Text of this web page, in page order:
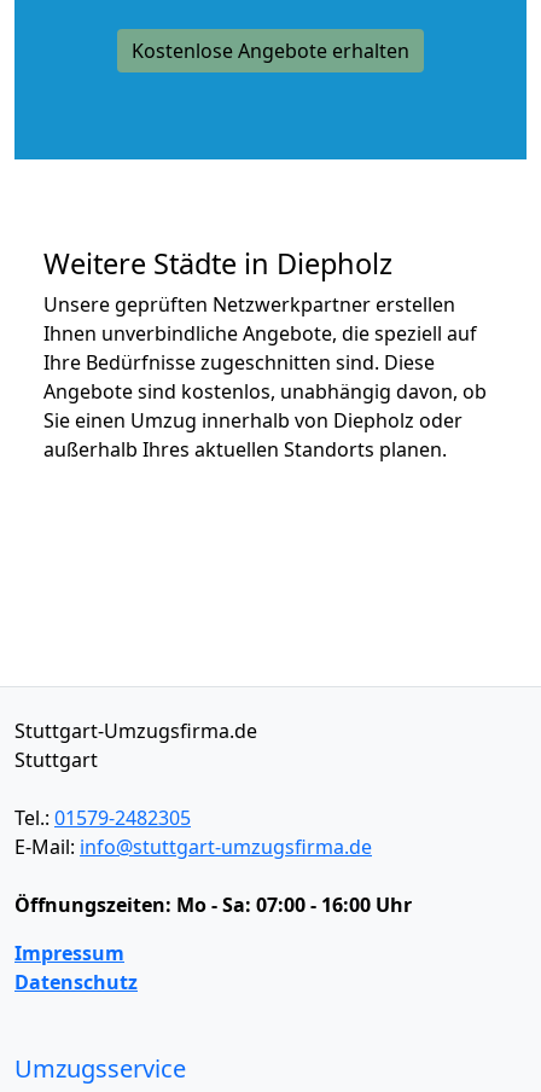
Kostenlose Angebote erhalten
Weitere Städte in Diepholz
Unsere geprüften Netzwerkpartner erstellen
Ihnen unverbindliche Angebote, die speziell auf
Ihre Bedürfnisse zugeschnitten sind. Diese
Angebote sind kostenlos, unabhängig davon, ob
Sie einen Umzug innerhalb von Diepholz oder
außerhalb Ihres aktuellen Standorts planen.
Stuttgart-Umzugsfirma.de
Stuttgart
Tel.: 01579-2482305
E-Mail: info@stuttgart-umzugsfirma.de
Öffnungszeiten: Mo - Sa: 07:00 - 16:00 Uhr
Impressum
Datenschutz
Umzugsservice